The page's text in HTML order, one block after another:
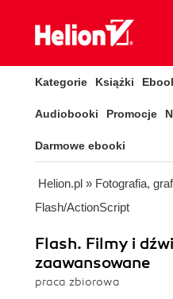
Kategorie Książki
Audiobooki Promocje
Darmowe ebooki
Helion.pl » Fotografia,
Flash/ActionScript
Flash. Filmy i
zaawansowane
praca zbiorowa